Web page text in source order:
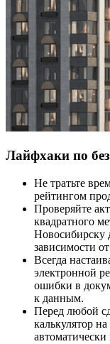
Лайфхаки по
Не тратьте
рейтингом
Проверяйте
квадратного
Новосибирску
зависимости
Всегда
электронной
ошибки в
к данным.
Перед любой
калькулятор